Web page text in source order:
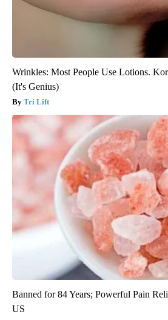
Wrinkles: Most People Use Lotions.
(It's Genius)
Tri Lift
Banned for 84 Years; Powerful Pain
US